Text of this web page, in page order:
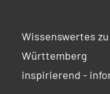
Wissenswertes
Württemberg
inspirierend -